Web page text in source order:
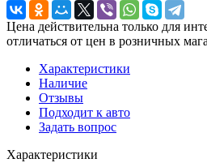
Цена действительна только для
отличаться от цен в розничных
Характеристики
Наличие
Отзывы
Подходит к авто
Задать вопрос
Характеристики